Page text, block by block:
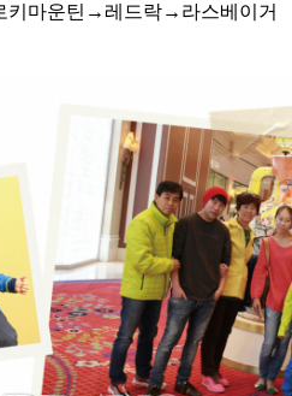
키마운틴→레드락→라스베이거